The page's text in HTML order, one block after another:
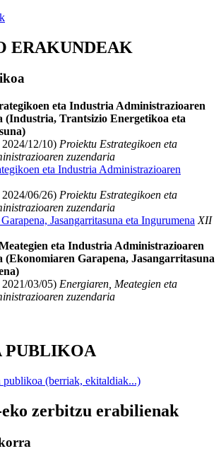
ERAKUNDEAK
eta Industria Administrazioaren
(Industria, Trantsizio Energetikoa eta
12/10) Proiektu Estrategikoen eta
zuzendaria
eta Industria Administrazioaren
06/26) Proiektu Estrategikoen eta
zuzendaria
Jasangarritasuna eta Ingurumena XII
eta Industria Administrazioaren
(Ekonomiaren Garapena, Jasangarritasuna
03/05) Energiaren, Meategien eta
zuzendaria
PUBLIKOA
publikoa (berriak, ekitaldiak...)
eko zerbitzu erabilienak